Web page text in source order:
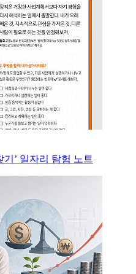
기’ 일자리 탐험 노트